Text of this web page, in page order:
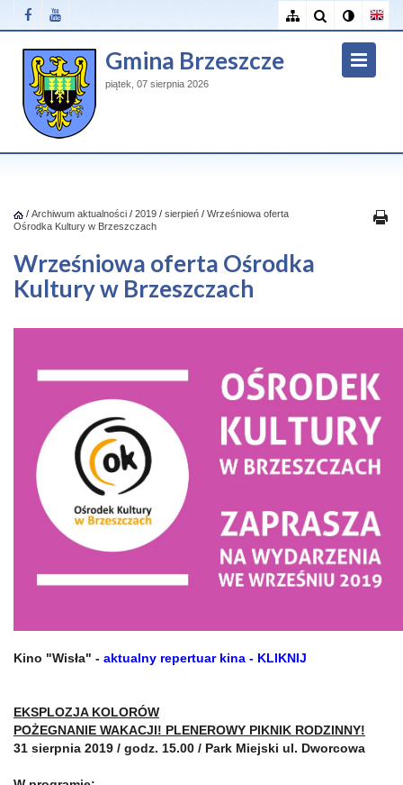
Gmina Brzeszcze
piątek, 07 sierpnia 2026
/ Archiwum aktualności / 2019 / sierpień / Wrześniowa oferta
Ośrodka Kultury w Brzeszczach
Wrześniowa oferta Ośrodka
Kultury w Brzeszczach
Kino "Wisła" - aktualny repertuar kina - KLIKNIJ
EKSPLOZJA KOLORÓW
POŻEGNANIE WAKACJI! PLENEROWY PIKNIK RODZINNY!
31 sierpnia 2019 / godz. 15.00 / Park Miejski ul. Dworcowa